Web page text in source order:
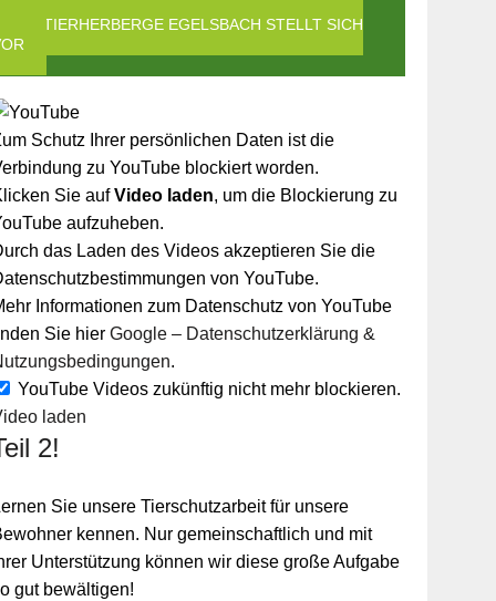
DIE TIERHERBERGE EGELSBACH STELLT SICH
Schutz Ihrer persönlichen Daten ist die
zu YouTube blockiert worden.
Sie aufVideo laden, um die Blockierung zu
aufzuheben.
das Laden des Videos akzeptieren Sie die
von YouTube.
Informationen zum Datenschutz von YouTube
Sie hierGoogle – Datenschutzerklärung &
.
YouTube Videos zukünftig nicht mehr blockieren.
laden
2!
Sie unsere Tierschutzarbeit für unsere
kennen. Nur gemeinschaftlich und mit
Unterstützung können wir diese große Aufgabe
gut bewältigen!